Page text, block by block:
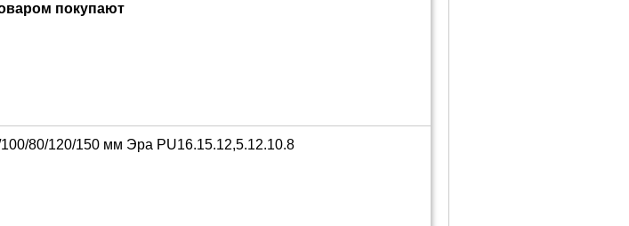
покупают
80/120/150 мм Эра PU16.15.12,5.12.10.8